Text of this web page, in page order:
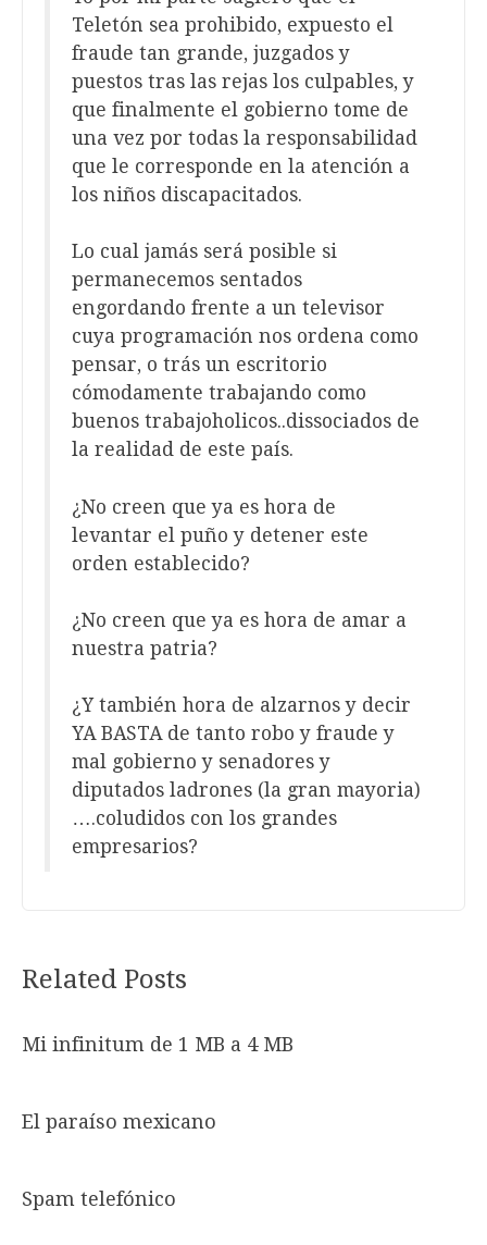
Teletón sea prohibido, expuesto el
fraude tan grande, juzgados y
puestos tras las rejas los culpables, y
que finalmente el gobierno tome de
una vez por todas la responsabilidad
que le corresponde en la atención a
los niños discapacitados.
Lo cual jamás será posible si
permanecemos sentados
engordando frente a un televisor
cuya programación nos ordena como
pensar, o trás un escritorio
cómodamente trabajando como
buenos trabajoholicos..dissociados de
la realidad de este país.
¿No creen que ya es hora de
levantar el puño y detener este
orden establecido?
¿No creen que ya es hora de amar a
nuestra patria?
¿Y también hora de alzarnos y decir
YA BASTA de tanto robo y fraude y
mal gobierno y senadores y
diputados ladrones (la gran mayoria)
….coludidos con los grandes
empresarios?
Related Posts
Mi infinitum de 1 MB a 4 MB
El paraíso mexicano
Spam telefónico